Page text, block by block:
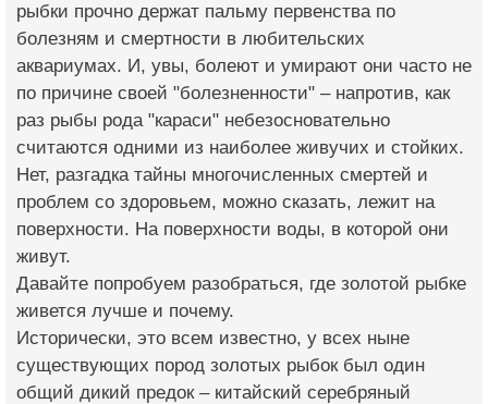
рыбки прочно держат пальму первенства по
болезням и смертности в любительских
аквариумах. И, увы, болеют и умирают они часто не
по причине своей "болезненности" – напротив, как
раз рыбы рода "караси" небезосновательно
считаются одними из наиболее живучих и стойких.
Нет, разгадка тайны многочисленных смертей и
проблем со здоровьем, можно сказать, лежит на
поверхности. На поверхности воды, в которой они
живут.
Давайте попробуем разобраться, где золотой рыбке
живется лучше и почему.
Исторически, это всем известно, у всех ныне
существующих пород золотых рыбок был один
общий дикий предок – китайский серебряный